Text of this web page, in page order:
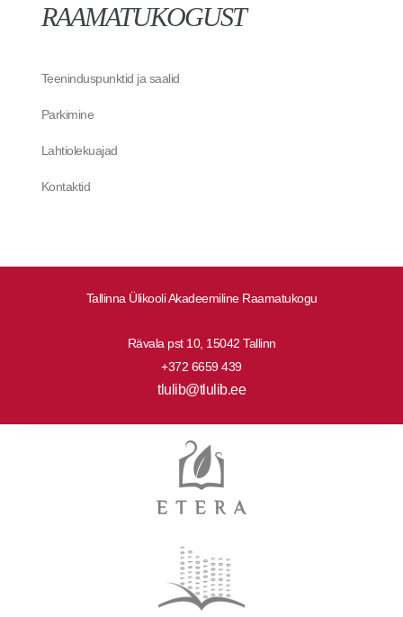
Tallinna Ülikooli Akadeemiline Raamatukogu
Rävala pst 10, 15042 Tallinn
+372 6659 439
tlulib@tlulib.ee
RAAMATUKOGUST
Teeninduspunktid ja saalid
Parkimine
Lahtiolekuajad
Kontaktid